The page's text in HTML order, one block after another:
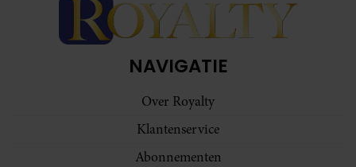
NAVIGATIE
Over Royalty
Klantenservice
Abonnementen